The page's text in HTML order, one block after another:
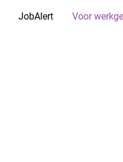
JobAlert Voor